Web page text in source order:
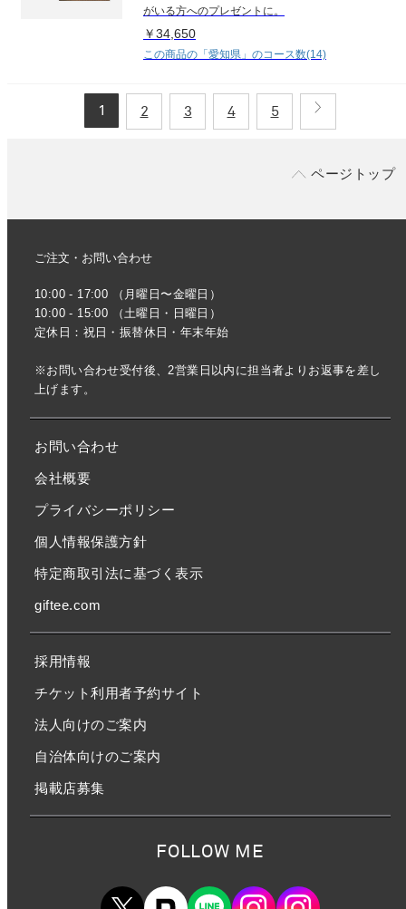
がいる方へのプレゼントに。
￥34,650
この商品の「愛知県」のコース数(14)
1 2 3 4 5
ページトップ
ご注文・お問い合わせ
10:00 - 17:00 （月曜日〜金曜日）
10:00 - 15:00 （土曜日・日曜日）
定休日：祝日・振替休日・年末年始
※お問い合わせ受付後、2営業日以内に担当者よりお返事を差し
上げます。
お問い合わせ
会社概要
プライバシーポリシー
個人情報保護方針
特定商取引法に基づく表示
giftee.com
採用情報
チケット利用者予約サイト
法人向けのご案内
自治体向けのご案内
掲載店募集
FOLLOW ME